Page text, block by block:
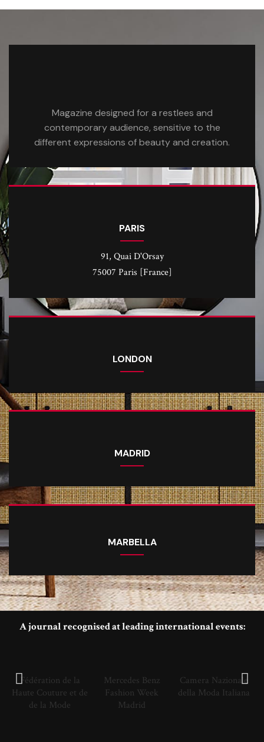
Magazine designed for a restlees and
contemporary audience, sensitive to the
different expressions of beauty and creation.
PARIS
91, Quai D'Orsay
75007 Paris [France]
LONDON
MADRID
MARBELLA
A journal recognised at leading international events:
Fédération de la
Haute Couture et de
de la Mode
Mercedes Benz
Fashion Week
Madrid
Camera Nazionale
della Moda Italiana